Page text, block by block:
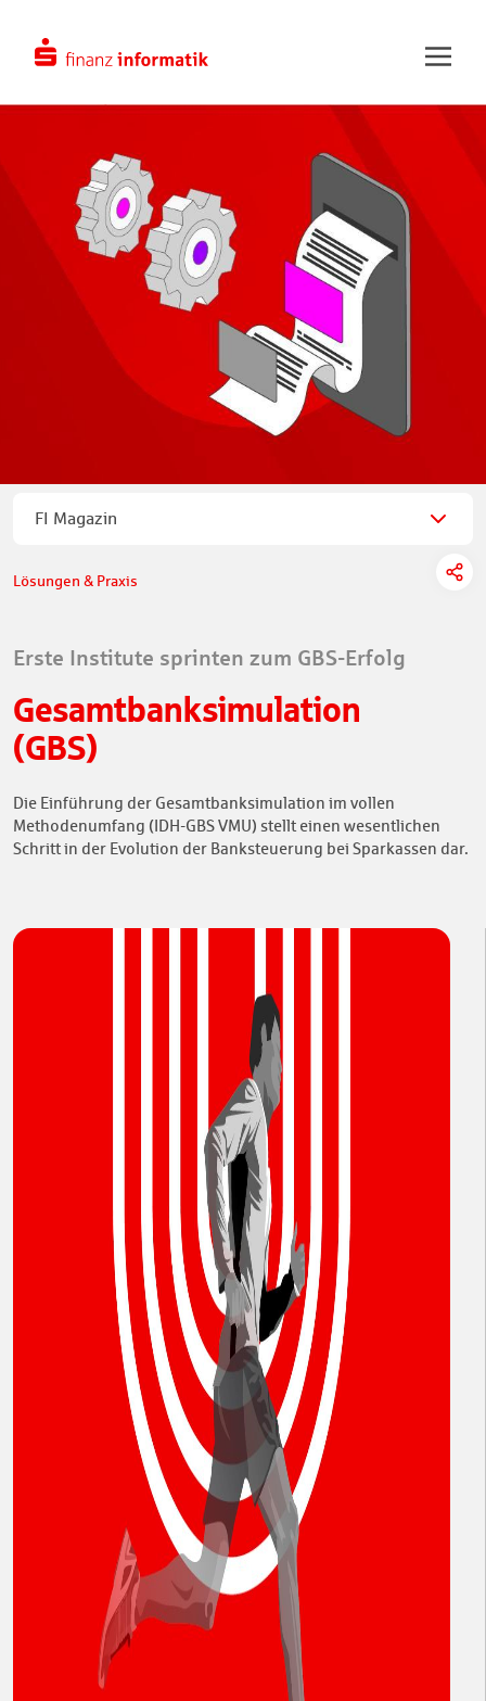
FI Magazin
Lösungen & Praxis
Erste Institute sprinten zum GBS-Erfolg
Gesamtbanksimulation
(GBS)
Die Einführung der Gesamtbanksimulation im vollen
Methodenumfang (IDH-GBS VMU) stellt einen wesentlichen
Schritt in der Evolution der Banksteuerung bei Sparkassen dar.